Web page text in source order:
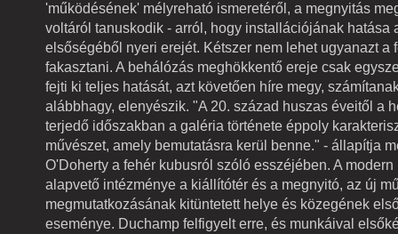
'működésének' mélyreható ismeretéről, a megnyitás
voltáról tanuskodik - arról, hogy installációjának hatása
elsőségéből nyeri erejét. Kétszer nem lehet ugyanazt a
fakasztani. A behálózás meghökkentő ereje csak
fejti ki teljes hatását, azt követően híre megy,
alábbhagy, elenyészik. "A 20. század huszas éveitől a
terjedő időszakban a galéria története éppoly
művészet, amely bemutatásra kerül benne." - állapítja
O'Doherty a fehér kubusról szóló esszéjében. A modern
alapvető intézménye a kiállítótér és a megnyitó, az új
megmutatkozásának kitüntetett helye és közegének
eseménye. Duchamp felfigyelt erre, és munkáival